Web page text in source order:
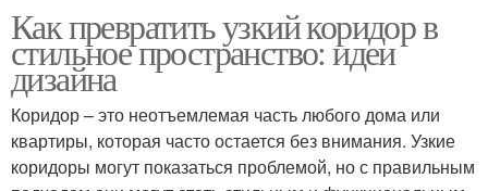
Как превратить узкий коридор в
стильное пространство: идеи
дизайна
Коридор – это неотъемлемая часть любого дома или
квартиры, которая часто остается без внимания. Узкие
коридоры могут показаться проблемой, но с правильным